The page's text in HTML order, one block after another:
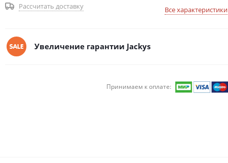
Рассчитать доставку
Все характеристики
Увеличение гарантии Jackys
Принимаем к оплате: